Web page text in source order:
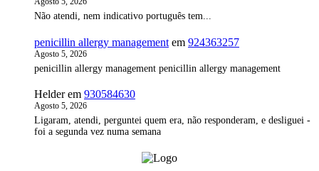
Não atendi, nem indicativo português tem...
penicillin allergy management em 924363257
Agosto 5, 2026
penicillin allergy management penicillin allergy management
Helderem 930584630
Agosto 5, 2026
Ligaram, atendi, perguntei quem era, não responderam, e desliguei -
foi a segunda vez numa semana